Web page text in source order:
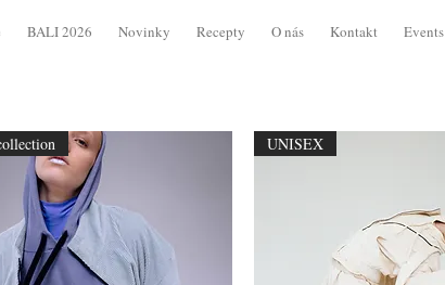
BALI 2026 Novinky Recepty O nás Kontakt Events
UNISEX